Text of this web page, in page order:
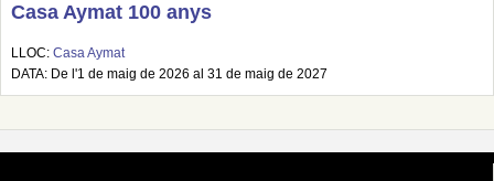
Casa Aymat 100 anys
LLOC: Casa Aymat
DATA: De l'1 de maig de 2026 al 31 de maig de 2027